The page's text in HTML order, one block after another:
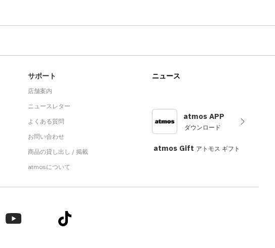
サポート
店舗案内
ニュースレター
よくある質問
お問い合わせ
商品の貸し出し / 掲載
atmosについて
ニュース
atmos APP
ダウンロード
atmos Gift アトモス ギフト